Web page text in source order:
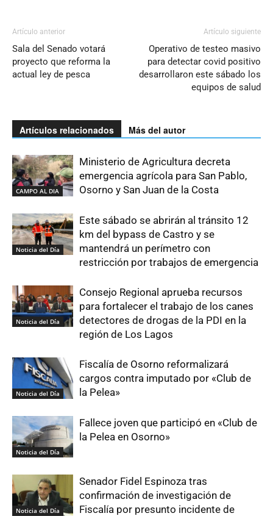
Artículo anterior
Sala del Senado votará
proyecto que reforma la
actual ley de pesca
Artículo siguiente
Operativo de testeo masivo
para detectar covid positivo
desarrollaron este sábado los
equipos de salud
Artículos relacionados Más del autor
CAMPO AL DIA
Ministerio de Agricultura decreta
emergencia agrícola para San Pablo,
Osorno y San Juan de la Costa
Noticia del Día
Este sábado se abrirán al tránsito 12
km del bypass de Castro y se
mantendrá un perímetro con
restricción por trabajos de emergencia
Noticia del Día
Consejo Regional aprueba recursos
para fortalecer el trabajo de los canes
detectores de drogas de la PDI en la
región de Los Lagos
Noticia del Día
Fiscalía de Osorno reformalizará
cargos contra imputado por «Club de
la Pelea»
Noticia del Día
Fallece joven que participó en «Club de
la Pelea en Osorno»
Noticia del Día
Senador Fidel Espinoza tras
confirmación de investigación de
Fiscalía por presunto incidente de